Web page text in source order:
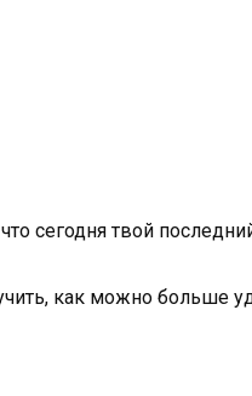
сегодня твой
как можно больше